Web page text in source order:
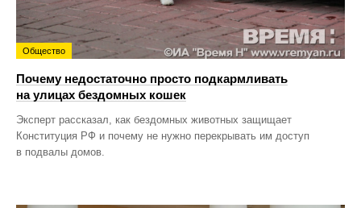
Общество
Почему недостаточно просто подкармливать
на улицах бездомных кошек
Эксперт рассказал, как бездомных животных защищает
Конституция РФ и почему не нужно перекрывать им доступ
в подвалы домов.